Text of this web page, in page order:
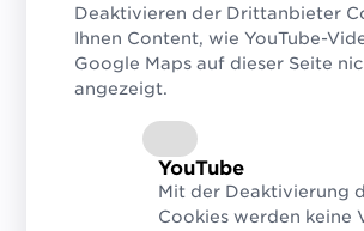
REGAL Branchentreff am 11.
Messe Wien heuer erneut
hochkarätige Unternehmen
GS1 Sync Star Award
Damit werden alljährlich
ihr außerordentliches
um die Datenqualität imGS1
Deaktivieren der Drittanbieter
Ihnen Content, wie YouTube-
Google Maps auf dieser Seite
angezeigt.
YouTube
Mit der Deaktivierung
Cookies werden keine